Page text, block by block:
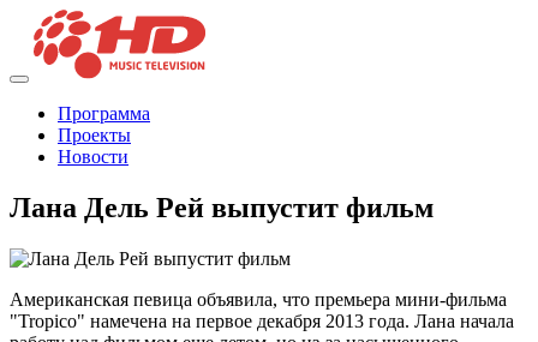
Программа
Проекты
Новости
Лана Дель Рей выпустит фильм
Американская певица объявила, что премьера мини-фильма
"Tropico" намечена на первое декабря 2013 года. Лана начала